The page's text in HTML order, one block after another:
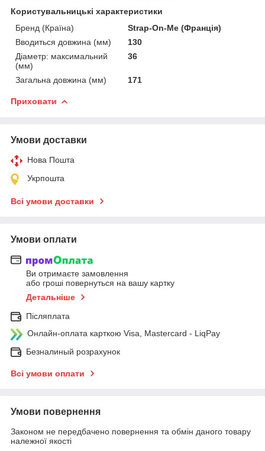
Користувальницькі характеристики
Бренд (Країна)
Strap-On-Me (Франція)
Вводиться довжина (мм)
130
Діаметр: максимальний
(мм)
36
Загальна довжина (мм) 171
Приховати
Умови доставки
Нова Пошта
Укрпошта
Всі умови доставки
Умови оплати
Ви отримаєте замовлення
або гроші повернуться на вашу картку
Детальніше
Післяплата
Онлайн-оплата карткою Visa, Mastercard - LiqPay
Безналиный розрахунок
Всі умови оплати
Умови повернення
Законом не передбачено повернення та обмін даного товару
належної якості